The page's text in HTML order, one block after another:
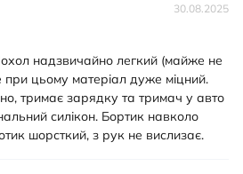
30.08.2025
надзвичайно легкий (майже не
при цьому матеріал дуже міцний.
тримає зарядку та тримач у авто
силікон. Бортик навколо
шорсткий, з рук не вислизає.